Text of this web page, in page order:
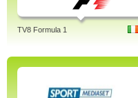
TV8 Formula 1